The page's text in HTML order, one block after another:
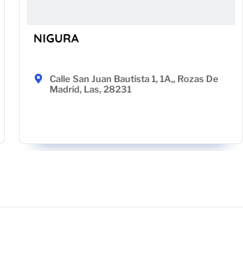
NIGURA
Calle San Juan Bautista 1, 1A,, Rozas De
Madrid, Las, 28231